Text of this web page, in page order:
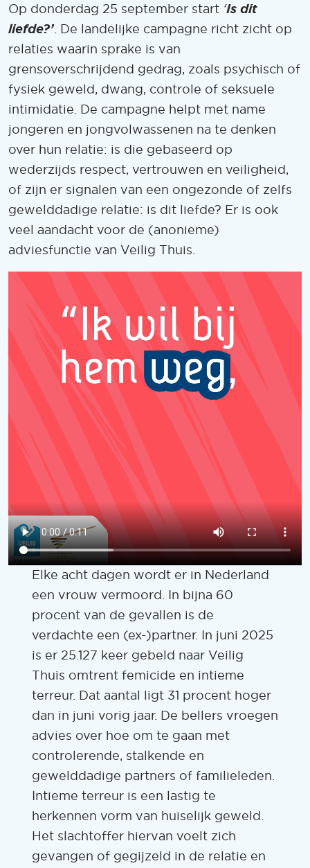
Op donderdag 25 september start ‘Is dit
liefde?’. De landelijke campagne richt zicht op
relaties waarin sprake is van
grensoverschrijdend gedrag, zoals psychisch of
fysiek geweld, dwang, controle of seksuele
intimidatie. De campagne helpt met name
jongeren en jongvolwassenen na te denken
over hun relatie: is die gebaseerd op
wederzijds respect, vertrouwen en veiligheid,
of zijn er signalen van een ongezonde of zelfs
gewelddadige relatie: is dit liefde? Er is ook
veel aandacht voor de (anonieme)
adviesfunctie van Veilig Thuis.
Elke acht dagen wordt er in Nederland
een vrouw vermoord. In bijna 60
procent van de gevallen is de
verdachte een (ex-)partner. In juni 2025
is er 25.127 keer gebeld naar Veilig
Thuis omtrent femicide en intieme
terreur. Dat aantal ligt 31 procent hoger
dan in juni vorig jaar. De bellers vroegen
advies over hoe om te gaan met
controlerende, stalkende en
gewelddadige partners of familieleden.
Intieme terreur is een lastig te
herkennen vorm van huiselijk geweld.
Het slachtoffer hiervan voelt zich
gevangen of gegijzeld in de relatie en